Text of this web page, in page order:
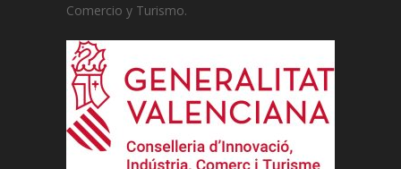
Comercio y Turismo.